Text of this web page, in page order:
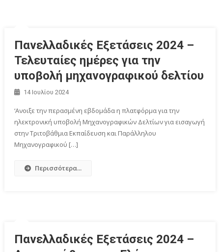
Πανελλαδικές Εξετάσεις 2024 –
Τελευταίες ημέρες για την
υποβολή μηχανογραφικού δελτίου
14 Ιουλίου 2024
‘Ανοιξε την περασμένη εβδομάδα η πλατφόρμα για την
ηλεκτρονική υποβολή Μηχανογραφικών Δελτίων για εισαγωγή
στην Τριτοβάθμια Εκπαίδευση και Παράλληλου
Μηχανογραφικού […]
Περισσότερα...
Πανελλαδικές Εξετάσεις 2024 –